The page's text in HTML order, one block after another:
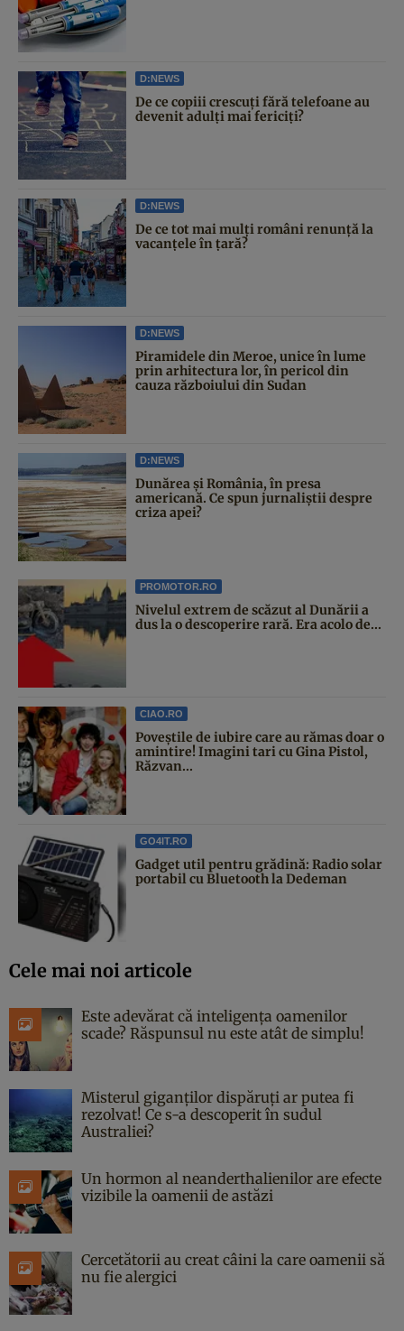
D:NEWS
De ce copiii crescuți fără telefoane au
devenit adulți mai fericiți?
D:NEWS
De ce tot mai mulți români renunță la
vacanțele în țară?
D:NEWS
Piramidele din Meroe, unice în lume
prin arhitectura lor, în pericol din
cauza războiului din Sudan
D:NEWS
Dunărea și România, în presa
americană. Ce spun jurnaliștii despre
criza apei?
PROMOTOR.RO
Nivelul extrem de scăzut al Dunării a
dus la o descoperire rară. Era acolo de...
CIAO.RO
Poveştile de iubire care au rămas doar o
amintire! Imagini tari cu Gina Pistol,
Răzvan...
GO4IT.RO
Gadget util pentru grădină: Radio solar
portabil cu Bluetooth la Dedeman
Cele mai noi articole
Este adevărat că inteligența oamenilor
scade? Răspunsul nu este atât de simplu!
Misterul giganților dispăruți ar putea fi
rezolvat! Ce s-a descoperit în sudul
Australiei?
Un hormon al neanderthalienilor are efecte
vizibile la oamenii de astăzi
Cercetătorii au creat câini la care oamenii să
nu fie alergici